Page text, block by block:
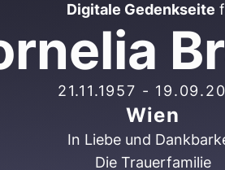
Digitale Gedenkseite
21.11.1957 -
Wien
In Liebe und
Die Trauerfamilie